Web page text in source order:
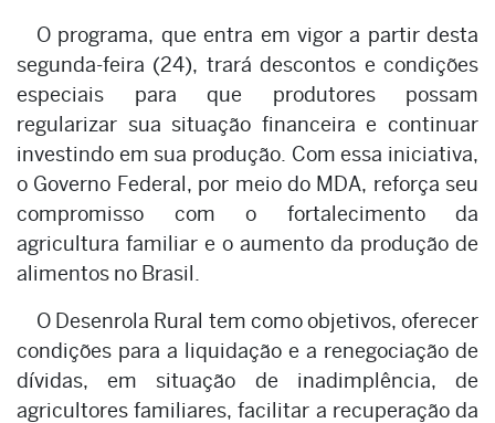
O programa, que entra em vigor a partir desta
segunda-feira (24), trará descontos e condições
especiais para que produtores possam
regularizar sua situação financeira e continuar
investindo em sua produção. Com essa iniciativa,
o Governo Federal, por meio do MDA, reforça seu
compromisso com o fortalecimento da
agricultura familiar e o aumento da produção de
alimentos no Brasil.
O Desenrola Rural tem como objetivos, oferecer
condições para a liquidação e a renegociação de
dívidas, em situação de inadimplência, de
agricultores familiares, facilitar a recuperação da